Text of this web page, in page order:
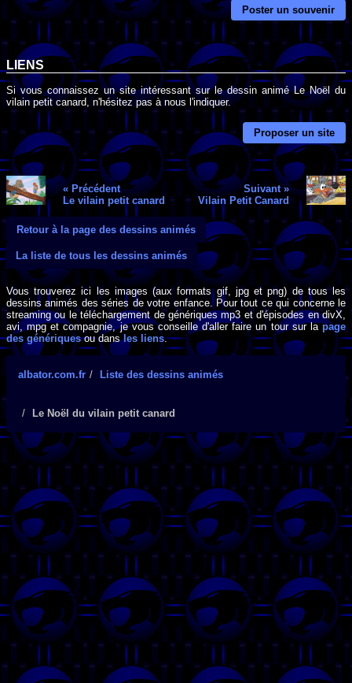
Poster un souvenir
LIENS
Si vous connaissez un site intéressant sur le dessin animé Le Noël du
vilain petit canard, n'hésitez pas à nous l'indiquer.
Proposer un site
« Précédent
Le vilain petit canard
Suivant »
Vilain Petit Canard
Retour à la page des dessins animés
La liste de tous les dessins animés
Vous trouverez ici les images (aux formats gif, jpg et png) de tous les
dessins animés des séries de votre enfance. Pour tout ce qui concerne le
streaming ou le téléchargement de génériques mp3 et d'épisodes en divX,
avi, mpg et compagnie, je vous conseille d'aller faire un tour sur lapage
des génériquesou dansles liens.
albator.com.fr Liste des dessins animés
Le Noël du vilain petit canard